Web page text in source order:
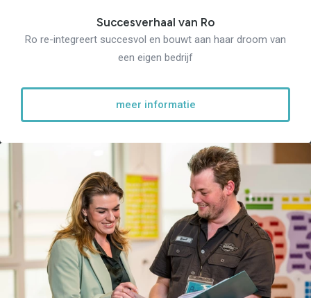
Succesverhaal van Ro
Ro re-integreert succesvol en bouwt aan haar droom van
een eigen bedrijf
meer informatie